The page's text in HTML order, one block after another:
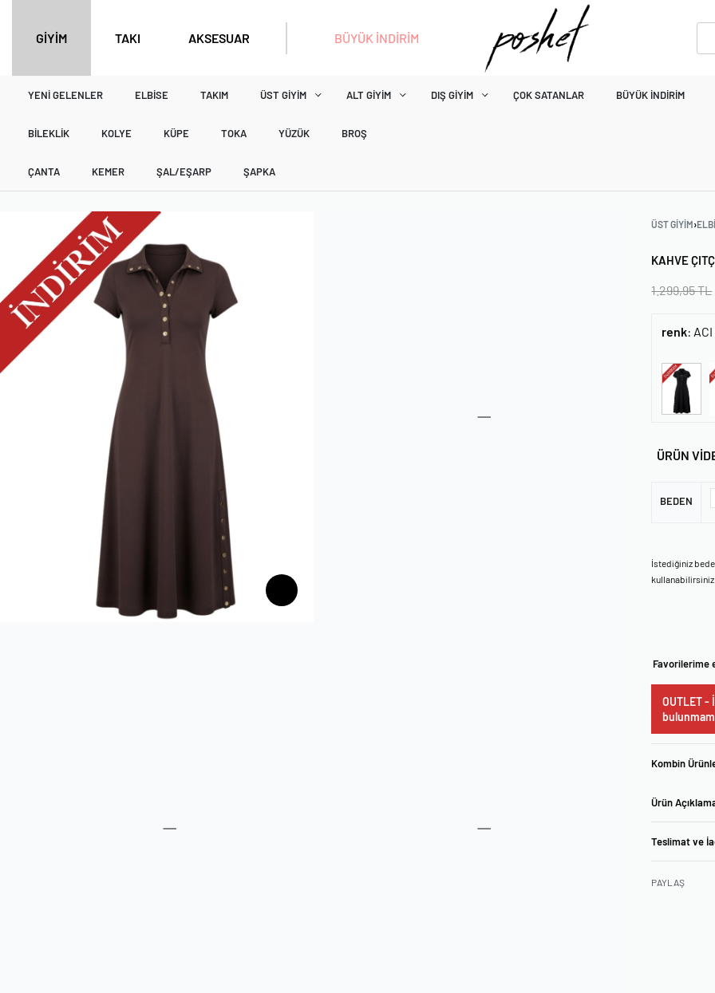
GİYİM TAKI AKSESUAR BÜYÜK İNDİRİM
YENI GELENLER ELBISE TAKIM ÜST GIYIM ALT GIYIM DIŞ GIYIM ÇOK SATANLAR BÜYÜK İNDIRIM
BILEKLIK KOLYE KÜPE TOKA YÜZÜK BROŞ
ÇANTA KEMER ŞAL/EŞARP ŞAPKA
ÜST GIYIM›
KAHVE
1.299,95TL
renk:
ÜRÜN
BEDEN
İstediğiniz
kullanabilirsiniz.
Favorilerime
OUTLET
Kombin
Ürün
Teslimat ve
PAYLAŞ